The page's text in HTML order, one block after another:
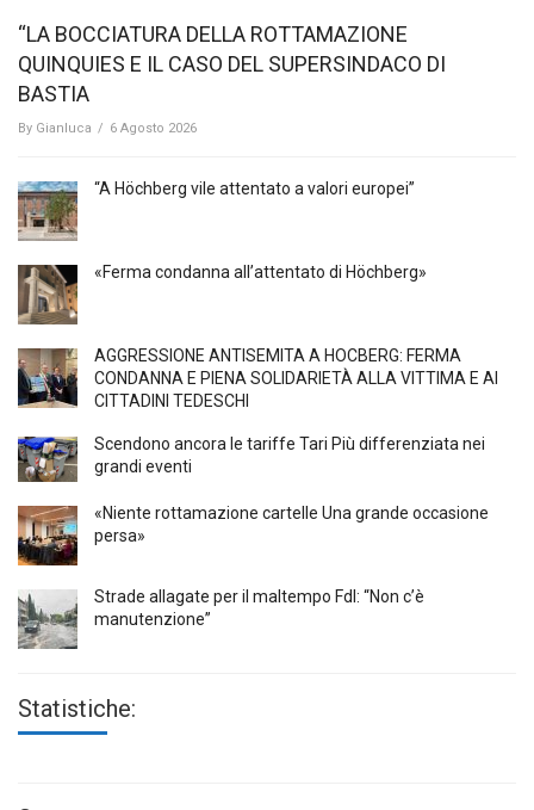
“LA BOCCIATURA DELLA ROTTAMAZIONE
QUINQUIES E IL CASO DEL SUPERSINDACO DI
BASTIA
By Gianluca / 6 Agosto 2026
“A Höchberg vile attentato a valori europei”
«Ferma condanna all’attentato di Höchberg»
AGGRESSIONE ANTISEMITA A HÖCBERG: FERMA
CONDANNA E PIENA SOLIDARIETÀ ALLA VITTIMA E AI
CITTADINI TEDESCHI
Scendono ancora le tariffe Tari Più differenziata nei
grandi eventi
«Niente rottamazione cartelle Una grande occasione
persa»
Strade allagate per il maltempo FdI: “Non c’è
manutenzione”
Statistiche: